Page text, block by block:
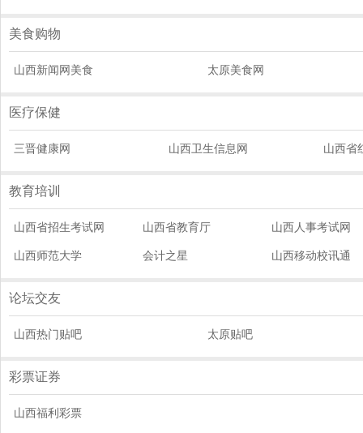
美食购物
山西新闻网美食 太原美食网
医疗保健
三晋健康网 山西卫生信息网 山西省
教育培训
山西省招生考试网 山西省教育厅 山西人事考试网
山西师范大学 会计之星 山西移动校讯通
论坛交友
山西热门贴吧 太原贴吧
彩票证券
山西福利彩票